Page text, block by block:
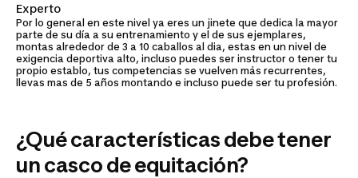
Experto
Por lo general en este nivel ya eres un jinete que dedica la mayor
parte de su día a su entrenamiento y el de sus ejemplares,
montas alrededor de 3 a 10 caballos al dia, estas en un nivel de
exigencia deportiva alto, incluso puedes ser instructor o tener tu
propio establo, tus competencias se vuelven más recurrentes,
llevas mas de 5 años montando e incluso puede ser tu profesión.
¿Qué características debe tener
un casco de equitación?